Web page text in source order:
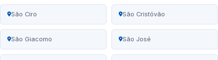
São Ciro São Cristóvão
São Giacomo São José